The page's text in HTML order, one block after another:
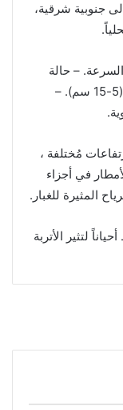
جنوبية شرقية،
– حالة
البحر وارتفاع الأمواج: خفيف ارتفاع الموج (5-15 سم). –
مُختلفة ،
في أجزاء
المثيرة للغبار.
لتثير الأتربة